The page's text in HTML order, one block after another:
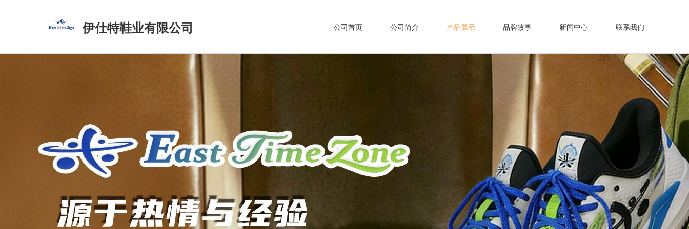
伊仕特鞋业有限公司 公司首页 公司简介 产品展示 品牌故事 新闻中心 联系我们